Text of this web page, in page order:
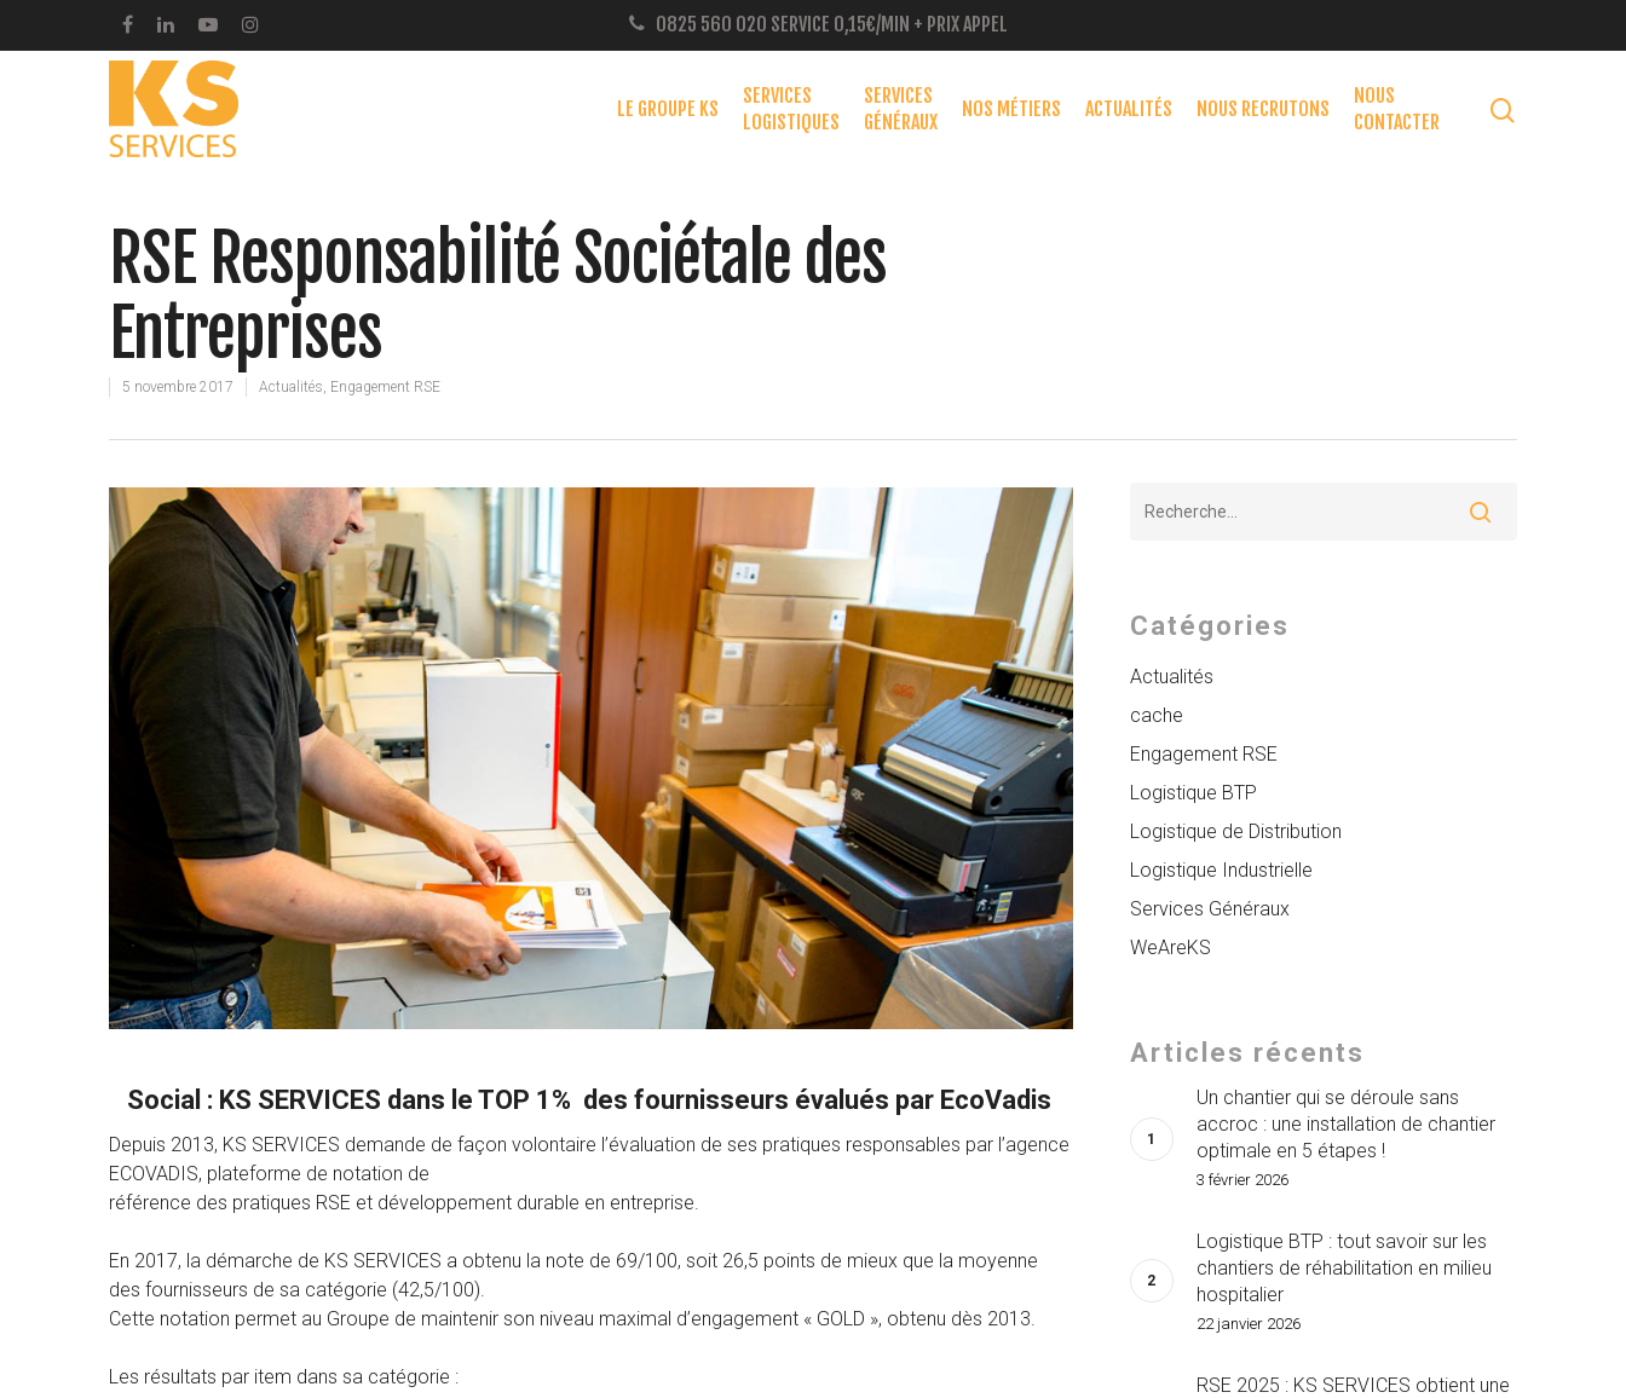
0825 560 020 SERVICE 0,15€/MIN + PRIX APPEL
Taper entrer pour lancer la recherche ou ESC pour fermer
LE GROUPE KS
SERVICES
LOGISTIQUES
SERVICES
GÉNÉRAUX
NOS MÉTIERS ACTUALITÉS NOUS RECRUTONS
NOUS
CONTACTER
RSE Responsabilité Sociétale des
Entreprises
5 novembre 2017 Actualités Engagement RSE
Social : KS SERVICES dans le TOP 1% des fournisseurs évalués par EcoVadis
Depuis 2013, KS SERVICES demande de façon volontaire l’évaluation de ses pratiques responsables par l’agence
ECOVADIS, plateforme de notation de
référence des pratiques RSE et développement durable en entreprise.
En 2017, la démarche de KS SERVICES a obtenu la note de 69/100, soit 26,5 points de mieux que la moyenne
des fournisseurs de sa catégorie (42,5/100).
Cette notation permet au Groupe de maintenir son niveau maximal d’engagement « GOLD », obtenu dès 2013.
Les résultats par item dans sa catégorie :
Catégories
Actualités
cache
Engagement RSE
Logistique BTP
Logistique de Distribution
Logistique Industrielle
Services Généraux
WeAreKS
Articles récents
Un chantier qui se déroule sans
accroc : une installation de chantier
optimale en 5 étapes !
3 février 2026
Logistique BTP : tout savoir sur les
chantiers de réhabilitation en milieu
hospitalier
22 janvier 2026
RSE 2025 : KS SERVICES obtient une